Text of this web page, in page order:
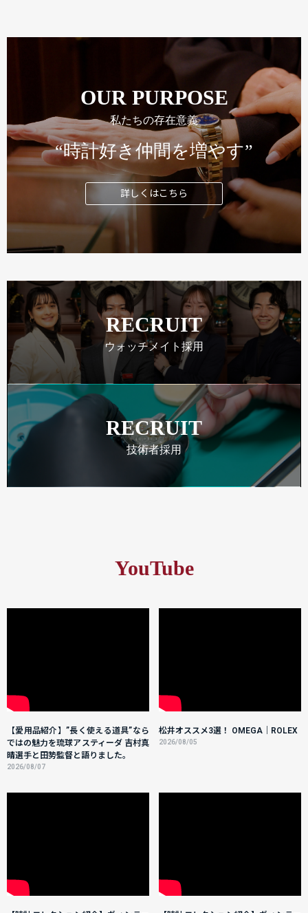
OUR PURPOSE
私たちの存在意義
“時計好き仲間を増やす”
詳しくはこちら
RECRUIT
ウォッチメイト採用
RECRUIT
技術者採用
YouTube
【愛用品紹介】”長く使える道具”なら
ではの魅力を琉球アスティーダ 吉村真
晴選手と田㔟監督と語りました。
2026/08/07
松井オススメ3選！ OMEGA｜ROLEX
2026/08/05